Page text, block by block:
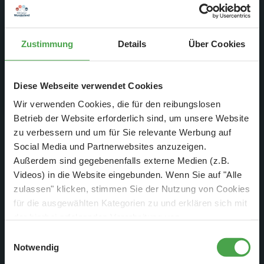
Zustimmung Details Über Cookies
Diese Webseite verwendet Cookies
Wir verwenden Cookies, die für den reibungslosen
Betrieb der Website erforderlich sind, um unsere Website
zu verbessern und um für Sie relevante Werbung auf
Social Media und Partnerwebsites anzuzeigen.
Außerdem sind gegebenenfalls externe Medien (z.B.
Videos) in die Website eingebunden. Wenn Sie auf "Alle
zulassen" klicken, stimmen Sie der Nutzung von Cookies
für die ausgewählten Kategorien zu und erklären sich mit
diese Einstellungen jederzeit über die Schaltfläche
Notwendig
DER TIPP für die Ferien und Feiertagswochenenden! 😎
👍
Mehr erfahren